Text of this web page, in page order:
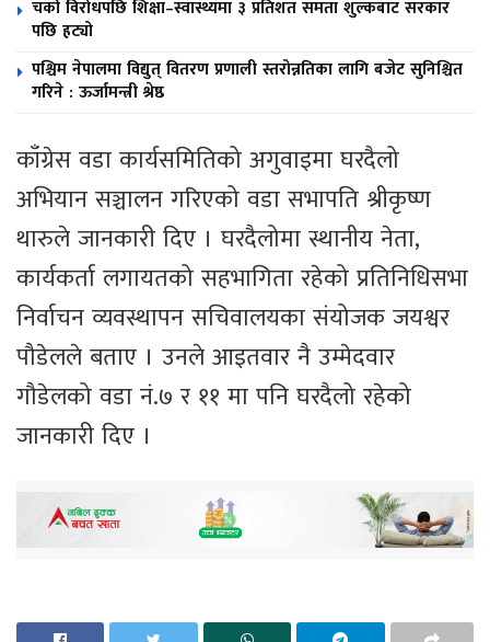
चर्को विरोधपछि शिक्षा–स्वास्थ्यमा ३ प्रतिशत समता शुल्कबाट सरकार
पछि हट्यो
पश्चिम नेपालमा विद्युत् वितरण प्रणाली स्तरोन्नतिका लागि बजेट सुनिश्चित
गरिने : ऊर्जामन्त्री श्रेष्ठ
काँग्रेस वडा कार्यसमितिको अगुवाइमा घरदैलो
अभियान सञ्चालन गरिएको वडा सभापति श्रीकृष्ण
थारुले जानकारी दिए । घरदैलोमा स्थानीय नेता,
कार्यकर्ता लगायतको सहभागिता रहेको प्रतिनिधिसभा
निर्वाचन व्यवस्थापन सचिवालयका संयोजक जयश्वर
पौडेलले बताए । उनले आइतवार नै उम्मेदवार
गौडेलको वडा नं.७ र ११ मा पनि घरदैलो रहेको
जानकारी दिए ।